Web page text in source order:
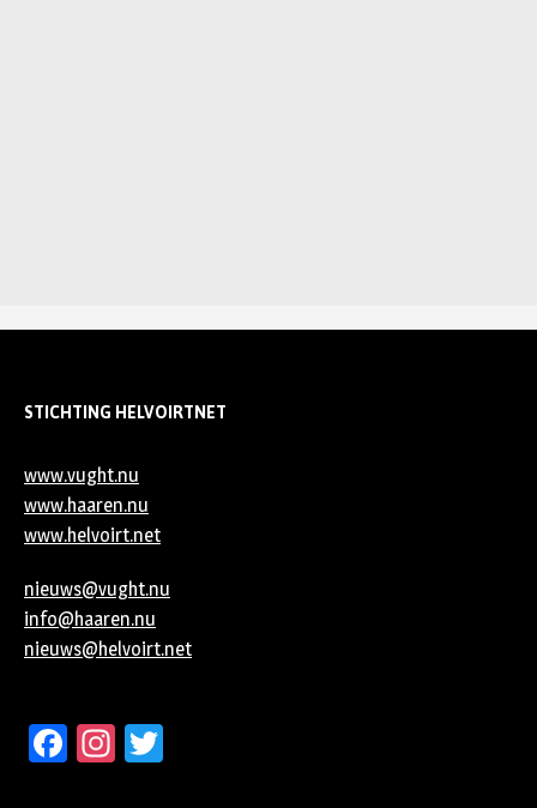
STICHTING HELVOIRTNET
www.vught.nu
www.haaren.nu
www.helvoirt.net
nieuws@vught.nu
info@haaren.nu
nieuws@helvoirt.net
Facebook
Instagram